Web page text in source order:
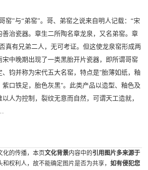
”与“弟窑”。哥、弟窑之说来自明人记载：“宋
治瓷器。章生二所陶名章龙泉，又名弟窑。章
真有兄弟二人，无可考证。但这使龙泉窑形成两
中晚期出现了一类黑胎开片瓷器，即所谓哥窑
钧并称为宋代五大名窑，特点是"胎薄如纸，釉
口铁足，胎色灰黑"。此类产品以造型、釉色及
人为控制，裂纹无意而自然，可谓天工造就，
化的传播，本页文化背景内容中的引用图片多来源于
和权利人，故不能确定图片是否为共享， 如有侵犯您